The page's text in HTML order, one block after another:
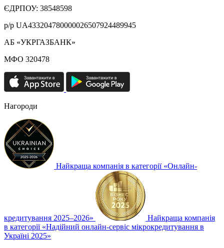
ЄДРПОУ: 38548598
р/р UA433204780000026507924489945
АБ «УКРГАЗБАНК»
МФО 320478
Нагороди
Найкраща компанія в категорії «Онлайн-
кредитування 2025–2026»
Найкраща компанія
в категорії «Надійний онлайн-сервіс мікрокредитування в
Україні 2025»